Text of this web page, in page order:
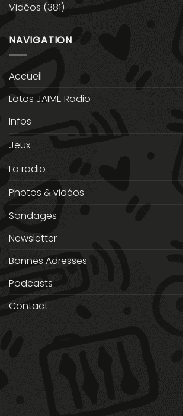
Vidéos (381)
NAVIGATION
Accueil
Lotos JAIME Radio
Infos
Jeux
La radio
Photos & vidéos
Sondages
Newsletter
Bonnes Adresses
Podcasts
Contact